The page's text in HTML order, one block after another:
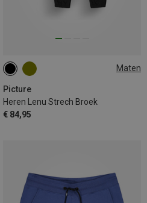
Maten
Picture
Heren Lenu Strech Broek
€ 84,95
M L